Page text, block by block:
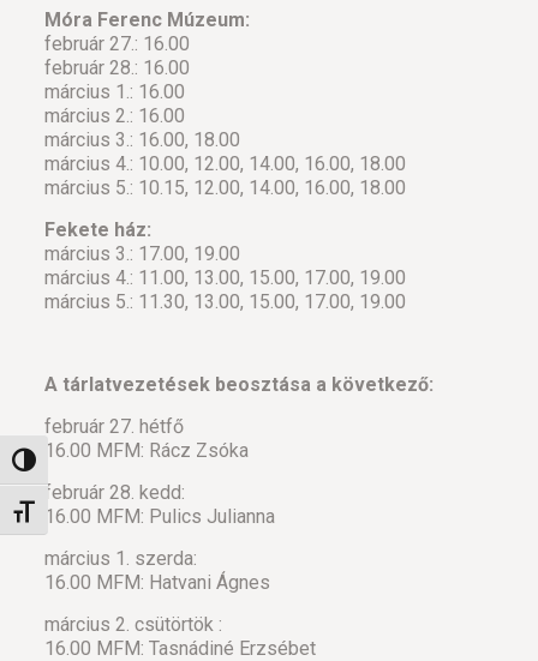
Nagy kontraszt váltása
Betűméret váltása
Móra Ferenc Múzeum:
február 27.: 16.00
február 28.: 16.00
március 1.: 16.00
március 2.: 16.00
március 3.: 16.00, 18.00
március 4.: 10.00, 12.00, 14.00, 16.00, 18.00
március 5.: 10.15, 12.00, 14.00, 16.00, 18.00
Fekete ház:
március 3.: 17.00, 19.00
március 4.: 11.00, 13.00, 15.00, 17.00, 19.00
március 5.: 11.30, 13.00, 15.00, 17.00, 19.00
A tárlatvezetések beosztása a következő:
február 27. hétfő
16.00 MFM: Rácz Zsóka
február 28. kedd:
16.00 MFM: Pulics Julianna
március 1. szerda:
16.00 MFM: Hatvani Ágnes
március 2. csütörtök :
16.00 MFM: Tasnádiné Erzsébet